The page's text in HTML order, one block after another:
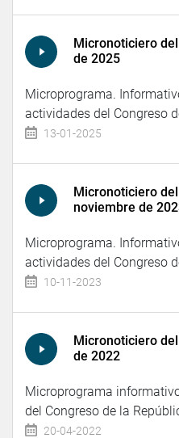
Micronoticiero
de 2025
Microprograma.
actividades del Congreso
13-01-2025
Micronoticiero
noviembre de
Microprograma.
actividades del Congreso
10-11-2023
Micronoticiero
de 2022
Microprograma
del Congreso de la
20-04-2022